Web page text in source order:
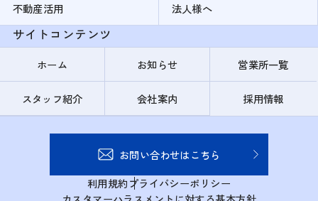
不動産活用
法人様へ
サイトコンテンツ
ホーム お知らせ 営業所一覧
スタッフ紹介 会社案内 採用情報
お問い合わせはこちら
利用規約プライバシーポリシー